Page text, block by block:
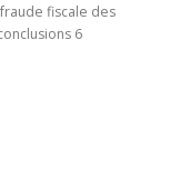
fiscale des
6